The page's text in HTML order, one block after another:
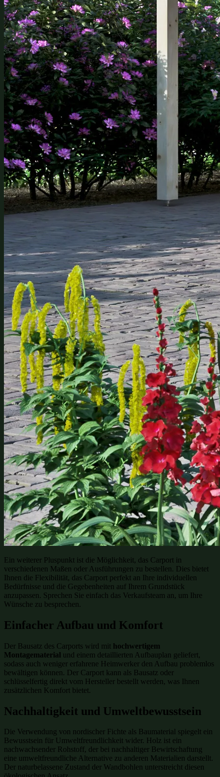
Ein weiterer Pluspunkt ist die Möglichkeit, das Carport in
verschiedenen Maßen oder Ausführungen zu bestellen. Dies bietet
Ihnen die Flexibilität, das Carport perfekt an Ihre individuellen
Bedürfnisse und die Gegebenheiten auf Ihrem Grundstück
anzupassen. Sprechen Sie einfach das Verkaufsteam an, um Ihre
Wünsche zu besprechen.
Einfacher Aufbau und Komfort
Der Bausatz des Carports wird mit hochwertigem
Montagematerial und einem detaillierten Aufbauplan geliefert,
sodass auch weniger erfahrene Heimwerker den Aufbau problemlos
bewältigen können. Der Carport kann als Bausatz oder
schlüsselfertig direkt vom Hersteller bestellt werden, was Ihnen
zusätzlichen Komfort bietet.
Nachhaltigkeit und Umweltbewusstsein
Die Verwendung von nordischer Fichte als Baumaterial spiegelt ein
Bewusstsein für Umweltfreundlichkeit wider. Holz ist ein
nachwachsender Rohstoff, der bei nachhaltiger Bewirtschaftung
eine umweltfreundliche Alternative zu anderen Materialien darstellt.
Der naturbelassene Zustand der Wandbohlen unterstreicht diesen